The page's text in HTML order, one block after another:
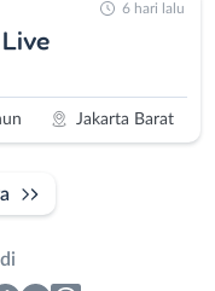
Jakarta Barat
6 hari lalu